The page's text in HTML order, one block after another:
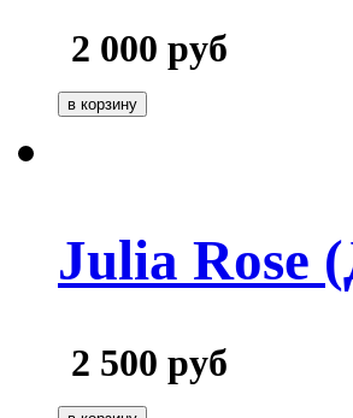
2 000 руб
Julia Rose
2 500 руб